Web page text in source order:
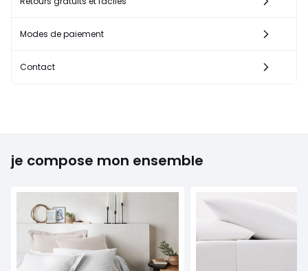
Modes de paiement
Contact
je compose mon ensemble